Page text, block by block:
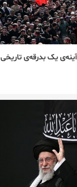
یک بدرقه‌ی تاریخی